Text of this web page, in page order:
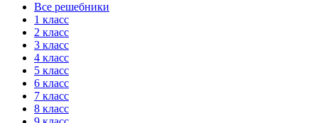
Все решебники
1 класс
2 класс
3 класс
4 класс
5 класс
6 класс
7 класс
8 класс